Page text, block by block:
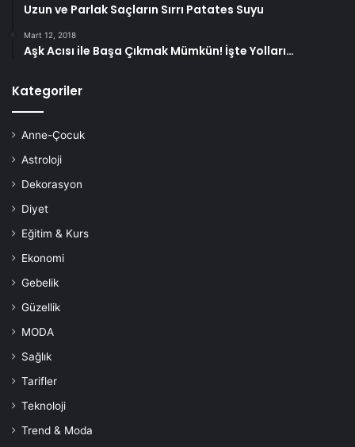
Uzun ve Parlak Saçların Sırrı Patates Suyu
Mart 12, 2018
Aşk Acısı ile Başa Çıkmak Mümkün! İşte Yolları…
Kategoriler
Anne-Çocuk
Astroloji
Dekorasyon
Diyet
Eğitim & Kurs
Ekonomi
Gebelik
Güzellik
MODA
Sağlık
Tarifler
Teknoloji
Trend & Moda